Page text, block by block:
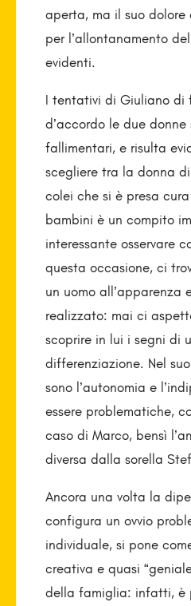
aperta, ma il suo dolore
per l’allontanamento
evidenti.
I tentativi di Giuliano di
d’accordo le due donne
fallimentari, e risulta
scegliere tra la donna
colei che si è presa
bambini è un compito
interessante osservare
questa occasione, ci
un uomo all’apparenza
realizzato: mai ci
scoprire in lui i segni di
differenziazione. Nel
sono l’autonomia e
essere problematiche,
caso di Marco, bensì
diversa dalla sorella
Ancora una volta la
configura un ovvio
individuale, si pone
creativa e quasi
della famiglia: infatti, è